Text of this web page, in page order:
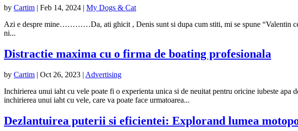
by Cartim | Feb 14, 2024 | My Dogs & Cat
Azi e despre mine…………Da, ati ghicit , Denis sunt si dupa cum stiti, mi se spune “Valentin
ni...
Distractie maxima cu o firma de boating profesionala
by Cartim | Oct 26, 2023 | Advertising
Inchirierea unui iaht cu vele poate fi o experienta unica si de neuitat pentru oricine iubeste
inchirierea unui iaht cu vele, care va poate face urmatoarea...
Dezlantuirea puterii si eficientei: Explorand lumea